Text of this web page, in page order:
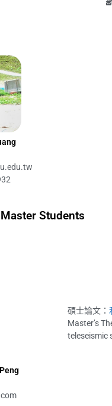
Students
碩士論文：
Master’s
teleseismic